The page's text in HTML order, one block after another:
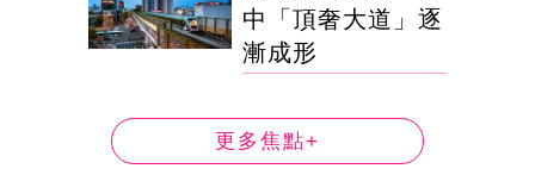
中「頂奢大道」逐
漸成形
更多焦點+